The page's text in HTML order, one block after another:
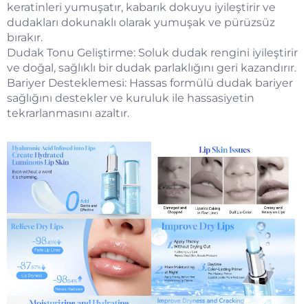
keratinleri yumuşatır, kabarık dokuyu iyileştirir ve
dudakları dokunaklı olarak yumuşak ve pürüzsüz
bırakır.
Dudak Tonu Geliştirme: Soluk dudak rengini iyileştirir
ve doğal, sağlıklı bir dudak parlaklığını geri kazandırır.
Bariyer Desteklemesi: Hassas formülü dudak bariyer
sağlığını destekler ve kuruluk ile hassasiyetin
tekrarlanmasını azaltır.